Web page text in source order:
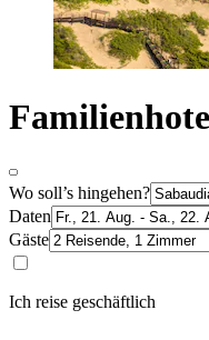
Wo soll’s hingehen?
Daten
Gäste
Ich reise geschäftlich